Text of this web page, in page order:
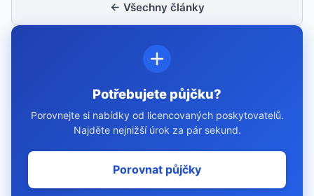
← Všechny články
Potřebujete půjčku?
Porovnejte si nabídky od licencovaných poskytovatelů.
Najděte nejnižší úrok za pár sekund.
Porovnat půjčky